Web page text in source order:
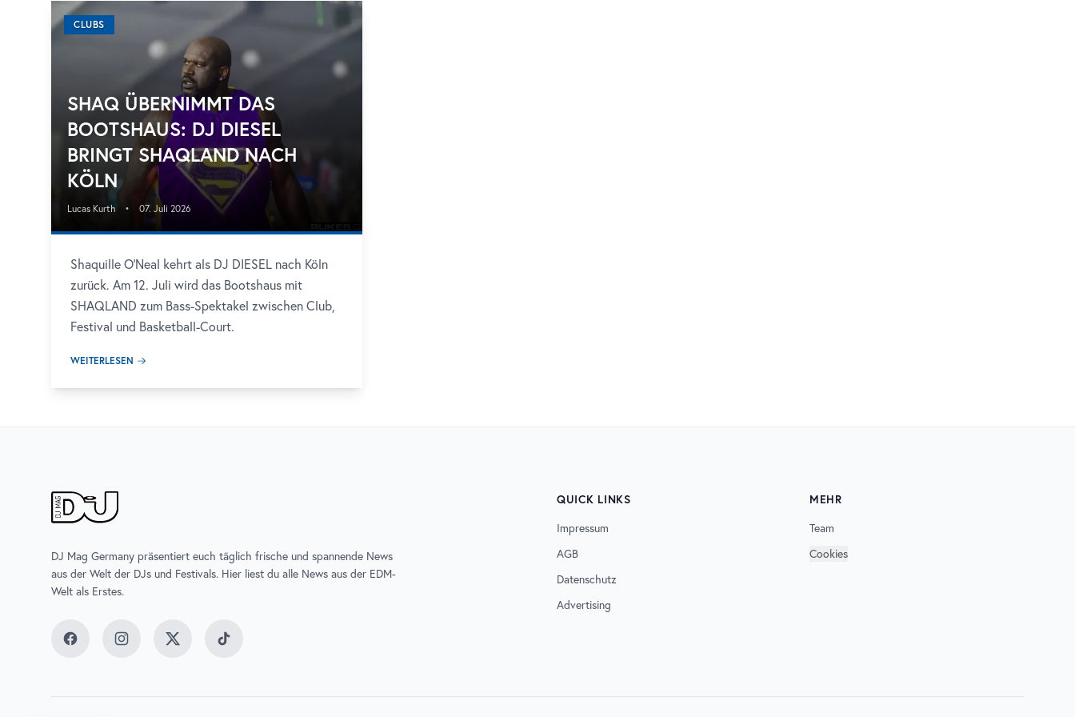
CLUBS
SHAQ ÜBERNIMMT DAS
BOOTSHAUS: DJ DIESEL
BRINGT SHAQLAND NACH
KÖLN
Lucas Kurth • 07. Juli 2026
Shaquille O’Neal kehrt als DJ DIESEL nach Köln
zurück. Am 12. Juli wird das Bootshaus mit
SHAQLAND zum Bass-Spektakel zwischen Club,
Festival und Basketball-Court.
WEITERLESEN
DJ Mag Germany präsentiert euch täglich frische und spannende News
aus der Welt der DJs und Festivals. Hier liest du alle News aus der EDM-
Welt als Erstes.
FacebookInstagramTwitter TikTok
QUICK LINKS
Impressum
AGB
Datenschutz
Advertising
MEHR
Team
Cookies